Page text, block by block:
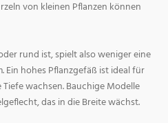
von kleinen Pflanzen können
rund ist, spielt also weniger eine
Ein hohes Pflanzgefäß ist ideal für
wachsen. Bauchige Modelle
das in die Breite wächst.